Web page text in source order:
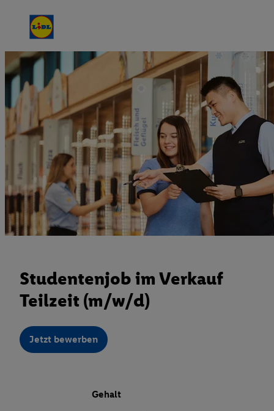
Studentenjob im Verkauf
Teilzeit (m/w/d)
Jetzt bewerben
Gehalt